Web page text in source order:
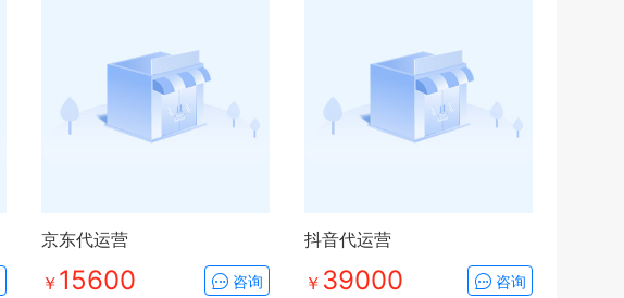
京东代运营
￥ 15600 咨询
抖音代运营
￥ 39000 咨询